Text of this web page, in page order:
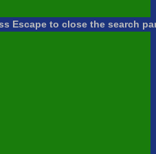
Escape to close the search